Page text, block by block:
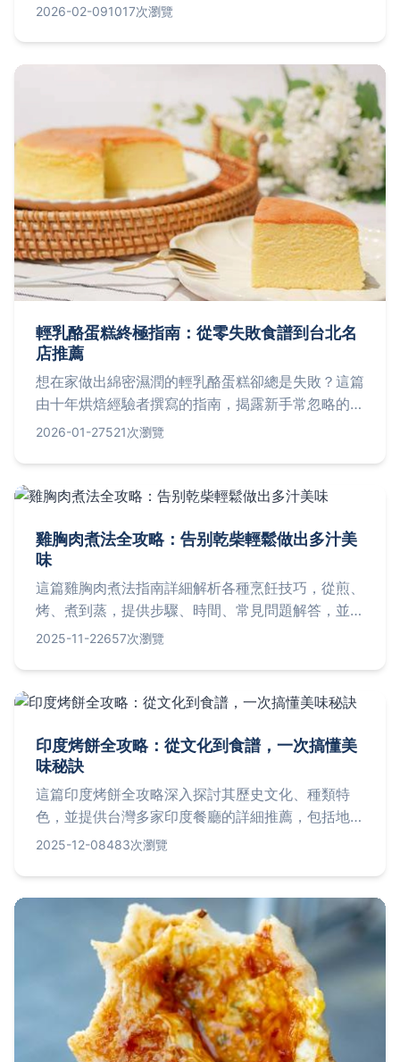
的魅力，從台北三家必訪名店的口味評比、不藏私的
2026-02-091017次瀏覽
輕乳酪蛋糕終極指南：從零失敗食譜到台北名
店推薦
想在家做出綿密濕潤的輕乳酪蛋糕卻總是失敗？這篇
由十年烘焙經驗者撰寫的指南，揭露新手常忽略的關
鍵細節，提供黃金比例食譜、步驟圖解、常見失敗解
握自製與品嚐的所有訣竅。
2026-01-27521次瀏覽
雞胸肉煮法全攻略：告别乾柴輕鬆做出多汁美
味
這篇雞胸肉煮法指南詳細解析各種烹飪技巧，從煎、
烤、煮到蒸，提供步驟、時間、常見問題解答，並分
享個人經驗與負面評價，幫助您解決雞胸肉乾柴問
容實用且易學。
2025-11-22657次瀏覽
印度烤餅全攻略：從文化到食譜，一次搞懂美
味秘訣
這篇印度烤餅全攻略深入探討其歷史文化、種類特
色，並提供台灣多家印度餐廳的詳細推薦，包括地
址、價格與營業時間。此外，分享簡單自製食譜與常
受這道異國美食。內容實用，涵蓋所有您想知道的細
2025-12-08483次瀏覽